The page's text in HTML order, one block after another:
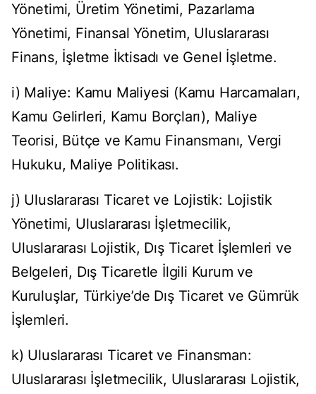
Yönetimi, Üretim Yönetimi, Pazarlama
Yönetimi, Finansal Yönetim, Uluslararası
Finans, İşletme İktisadı ve Genel İşletme.
i) Maliye: Kamu Maliyesi (Kamu Harcamaları,
Kamu Gelirleri, Kamu Borçları), Maliye
Teorisi, Bütçe ve Kamu Finansmanı, Vergi
Hukuku, Maliye Politikası.
j) Uluslararası Ticaret ve Lojistik: Lojistik
Yönetimi, Uluslararası İşletmecilik,
Uluslararası Lojistik, Dış Ticaret İşlemleri ve
Belgeleri, Dış Ticaretle İlgili Kurum ve
Kuruluşlar, Türkiye’de Dış Ticaret ve Gümrük
İşlemleri.
k) Uluslararası Ticaret ve Finansman:
Uluslararası İşletmecilik, Uluslararası Lojistik,